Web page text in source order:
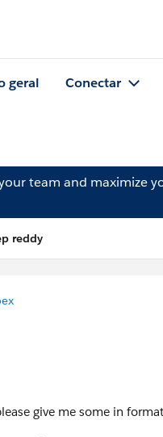
geral Conectar
team and maximize
reddy
give me some in